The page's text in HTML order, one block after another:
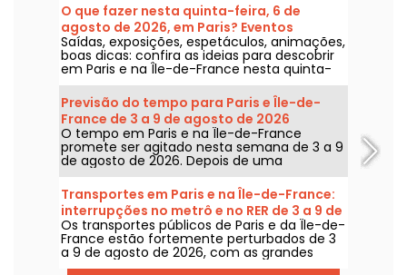
O que fazer nesta quinta-feira, 6 de
agosto de 2026, em Paris? Eventos
imperdíveis.
Saídas, exposições, espetáculos, animações,
boas dicas: confira as ideias para descobrir
em Paris e na Île-de-France nesta quinta-
feira, 6 de agosto de 2026.
Previsão do tempo para Paris e Île-de-
France de 3 a 9 de agosto de 2026
O tempo em Paris e na Île-de-France
promete ser agitado nesta semana de 3 a 9
de agosto de 2026. Depois de uma
segunda-feira de calor extremo, com risco
de tempestades, as temperaturas vão cair
gradualmente antes do retorno de tempo
mais quente e ensolarado para o fim de
semana.
Transportes em Paris e na Île-de-France:
interrupções no metrô e no RER de 3 a 9 de
agosto de 2026
Os transportes públicos de Paris e da Île-de-
France estão fortemente perturbados de 3
a 9 de agosto de 2026, com as grandes
obras de verão que afetam gravemente